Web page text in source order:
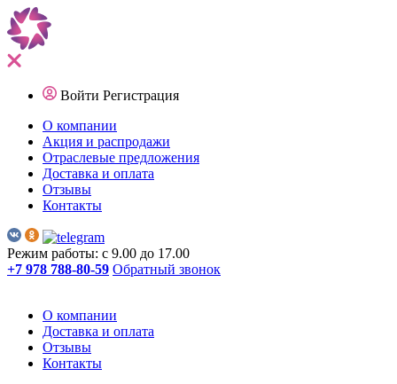
Войти Регистрация
О компании
Акция и распродажи
Отраслевые предложения
Доставка и оплата
Отзывы
Контакты
Режим работы: с 9.00 до 17.00
+7 978 788-80-59 Обратный звонок
О компании
Доставка и оплата
Отзывы
Контакты